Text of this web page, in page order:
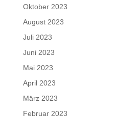
Oktober 2023
August 2023
Juli 2023
Juni 2023
Mai 2023
April 2023
März 2023
Februar 2023